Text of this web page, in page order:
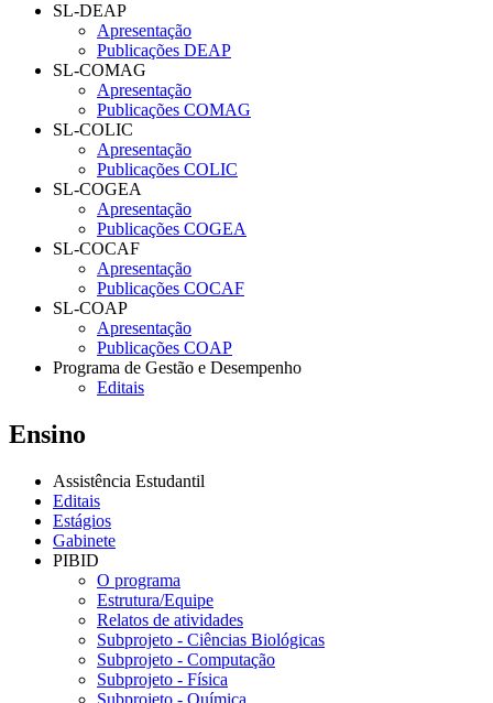
SL-DEAP
Apresentação
Publicações DEAP
SL-COMAG
Apresentação
Publicações COMAG
SL-COLIC
Apresentação
Publicações COLIC
SL-COGEA
Apresentação
Publicações COGEA
SL-COCAF
Apresentação
Publicações COCAF
SL-COAP
Apresentação
Publicações COAP
Programa de Gestão e Desempenho
Editais
Ensino
Assistência Estudantil
Editais
Estágios
Gabinete
PIBID
O programa
Estrutura/Equipe
Relatos de atividades
Subprojeto - Ciências Biológicas
Subprojeto - Computação
Subprojeto - Física
Subprojeto - Química